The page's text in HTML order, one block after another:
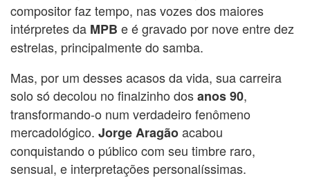
compositor faz tempo, nas vozes dos maiores
intérpretes da MPB e é gravado por nove entre dez
estrelas, principalmente do samba.
Mas, por um desses acasos da vida, sua carreira
solo só decolou no finalzinho dosanos 90,
transformando-o num verdadeiro fenômeno
mercadológico. Jorge Aragãoacabou
conquistando o público com seu timbre raro,
sensual, e interpretações personalíssimas.